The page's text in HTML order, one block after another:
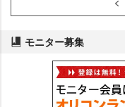
モニター募集